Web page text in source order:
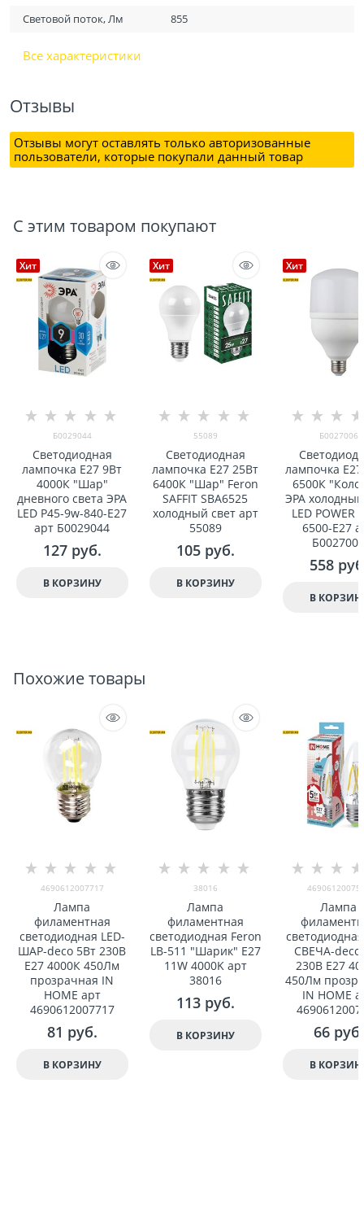
Световой поток, Лм 855
Все характеристики
Отзывы
Отзывы могут оставлять только авторизованные
пользователи, которые покупали данный товар
С этим товаром покупают
Хит
Б0029044
Светодиодная
лампочка Е27 9Вт
4000К "Шар"
дневного света ЭРА
LED P45-9w-840-E27
арт Б0029044
127 руб.
В КОРЗИНУ
Хит
55089
Светодиодная
лампочка E27 25Вт
6400К "Шар" Feron
SAFFIT SBA6525
холодный свет арт
55089
105 руб.
В КОРЗИНУ
Хит
Б0027006
лампочка
6500К
ЭРА
LED POWER
6500-E27
558
В
Похожие товары
4690612007717
Лампа
филаментная
светодиодная LED-
ШАР-deco 5Вт 230В
Е27 4000К 450Лм
прозрачная IN
HOME арт
4690612007717
81 руб.
В КОРЗИНУ
38016
Лампа
филаментная
светодиодная Feron
LB-511 "Шарик" E27
11W 4000K арт
38016
113 руб.
В КОРЗИНУ
Лампа
СВЕЧА-deco
230В Е27
450Лм
IN HOME
66 руб.
В